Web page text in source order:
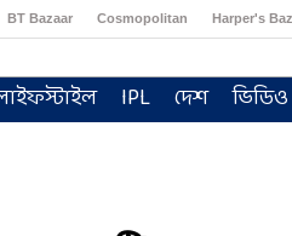
BT Bazaar Cosmopolitan Harper's
IPL দেশ ভিডিও